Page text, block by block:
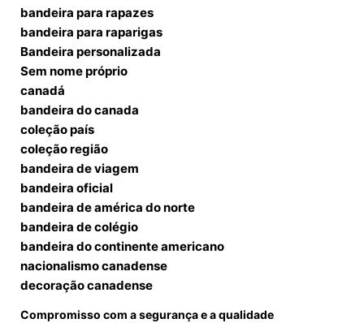
bandeira para rapazes
bandeira para raparigas
Bandeira personalizada
Sem nome próprio
canadá
bandeira do canada
coleção país
coleção região
bandeira de viagem
bandeira oficial
bandeira de américa do norte
bandeira de colégio
bandeira do continente americano
nacionalismo canadense
decoração canadense
Compromisso com a segurança e a qualidade